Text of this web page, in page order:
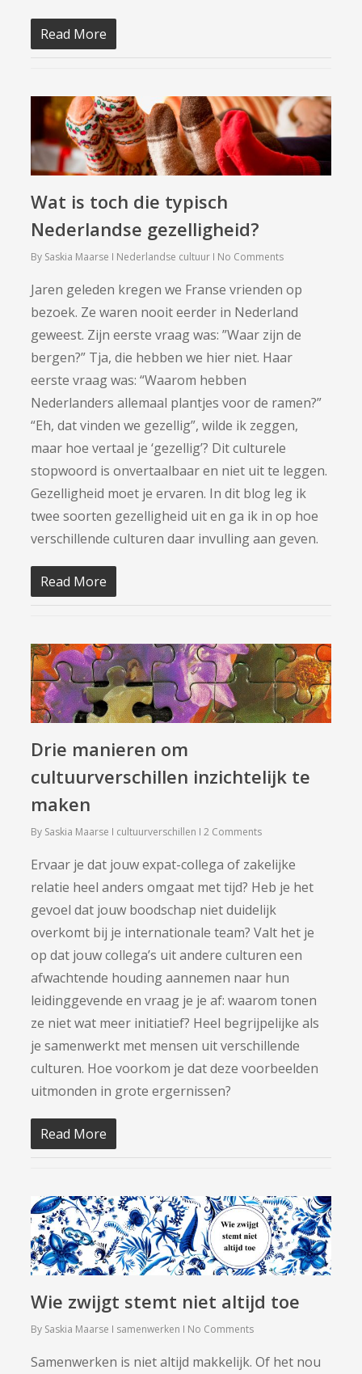
Read More
Wat is toch die typisch
Nederlandse gezelligheid?
By Saskia Maarse Nederlandse cultuur No Comments
Jaren geleden kregen we Franse vrienden op
bezoek. Ze waren nooit eerder in Nederland
geweest. Zijn eerste vraag was: ”Waar zijn de
bergen?” Tja, die hebben we hier niet. Haar
eerste vraag was: “Waarom hebben
Nederlanders allemaal plantjes voor de ramen?”
“Eh, dat vinden we gezellig”, wilde ik zeggen,
maar hoe vertaal je ‘gezellig’? Dit culturele
stopwoord is onvertaalbaar en niet uit te leggen.
Gezelligheid moet je ervaren. In dit blog leg ik
twee soorten gezelligheid uit en ga ik in op hoe
verschillende culturen daar invulling aan geven.
Read More
Drie manieren om
cultuurverschillen inzichtelijk te
maken
By Saskia Maarse cultuurverschillen 2 Comments
Ervaar je dat jouw expat-collega of zakelijke
relatie heel anders omgaat met tijd? Heb je het
gevoel dat jouw boodschap niet duidelijk
overkomt bij je internationale team? Valt het je
op dat jouw collega’s uit andere culturen een
afwachtende houding aannemen naar hun
leidinggevende en vraag je je af: waarom tonen
ze niet wat meer initiatief? Heel begrijpelijke als
je samenwerkt met mensen uit verschillende
culturen. Hoe voorkom je dat deze voorbeelden
uitmonden in grote ergernissen?
Read More
Wie zwijgt stemt niet altijd toe
By Saskia Maarse samenwerken No Comments
Samenwerken is niet altijd makkelijk. Of het nou